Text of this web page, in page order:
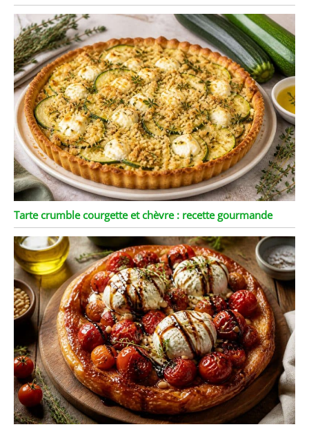
Tarte crumble courgette et chèvre : recette gourmande